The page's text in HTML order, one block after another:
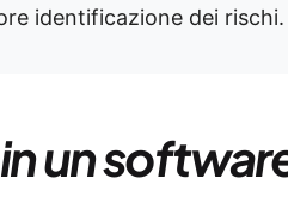
identificazione dei rischi.
un